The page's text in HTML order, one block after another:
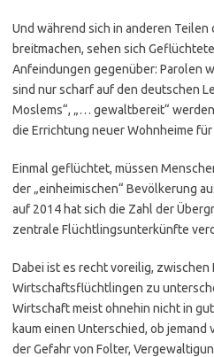
Und während sich in anderen
breitmachen, sehen sich
Anfeindungen gegenüber: Parolen
sind nur scharf auf den deutschen
Moslems“, „… gewaltbereit“
die Errichtung neuer Wohnheime
Einmal geflüchtet, müssen
der „einheimischen“ Bevölkerung
auf 2014 hat sich die Zahl der
zentrale Flüchtlingsunterkünfte
Dabei ist es recht voreilig, zwischen
Wirtschaftsflüchtlingen zu
Wirtschaft meist ohnehin nicht in
kaum einen Unterschied, ob
der Gefahr von Folter,